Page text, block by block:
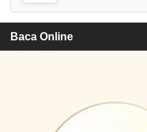
Baca Online